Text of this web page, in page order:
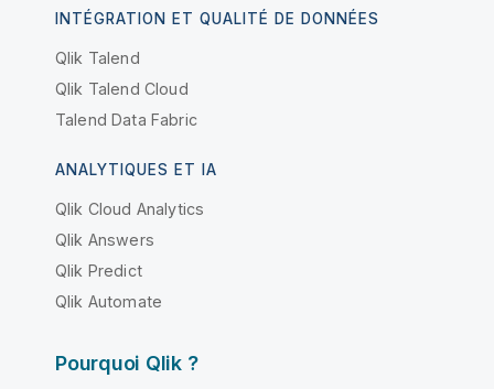
INTÉGRATION ET QUALITÉ DE DONNÉES
Qlik Talend
Qlik Talend Cloud
Talend Data Fabric
ANALYTIQUES ET IA
Qlik Cloud Analytics
Qlik Answers
Qlik Predict
Qlik Automate
Pourquoi Qlik ?